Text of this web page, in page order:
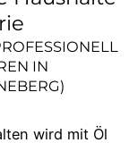
IN
wird mit Öl